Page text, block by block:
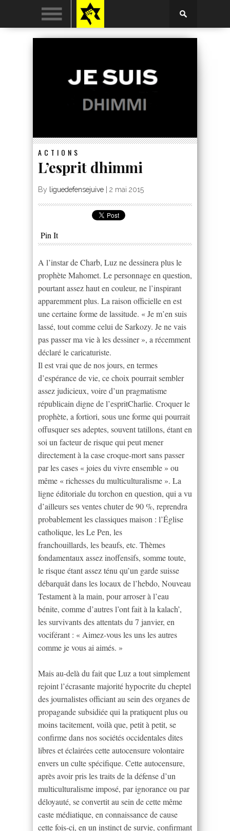
ACTIONS
L’esprit dhimmi
By liguedefensejuive 2 mai 2015
Pin It
A l’instar de Charb, Luz ne dessinera plus le
prophète Mahomet. Le personnage en question,
pourtant assez haut en couleur, ne l’inspirant
apparemment plus. La raison officielle en est
une certaine forme de lassitude. « Je m’en suis
lassé, tout comme celui de Sarkozy. Je ne vais
pas passer ma vie à les dessiner », a récemment
déclaré le caricaturiste.
Il est vrai que de nos jours, en termes
d’espérance de vie, ce choix pourrait sembler
assez judicieux, voire d’un pragmatisme
républicain digne de l’espritCharlie. Croquer le
prophète, a fortiori, sous une forme qui pourrait
offusquer ses adeptes, souvent tatillons, étant en
soi un facteur de risque qui peut mener
directement à la case croque-mort sans passer
par les cases « joies du vivre ensemble » ou
même « richesses du multiculturalisme ». La
ligne éditoriale du torchon en question, qui a vu
d’ailleurs ses ventes chuter de 90 %, reprendra
probablement les classiques maison : l’Église
catholique, les Le Pen, les
franchouillards, les beaufs, etc. Thèmes
fondamentaux assez inoffensifs, somme toute,
le risque étant assez ténu qu’un garde suisse
débarquât dans les locaux de l’hebdo, Nouveau
Testament à la main, pour arroser à l’eau
bénite, comme d’autres l’ont fait à la kalach’,
les survivants des attentats du 7 janvier, en
vociférant : « Aimez-vous les uns les autres
comme je vous ai aimés. »
Mais au-delà du fait que Luz a tout simplement
rejoint l’écrasante majorité hypocrite du cheptel
des journalistes officiant au sein des organes de
propagande subsidiée qui la pratiquent plus ou
moins tacitement, voilà que, petit à petit, se
confirme dans nos sociétés occidentales dites
libres et éclairées cette autocensure volontaire
envers un culte spécifique. Cette autocensure,
après avoir pris les traits de la défense d’un
multiculturalisme imposé, par ignorance ou par
déloyauté, se convertit au sein de cette même
caste médiatique, en connaissance de cause
cette fois-ci, en un instinct de survie, confirmant